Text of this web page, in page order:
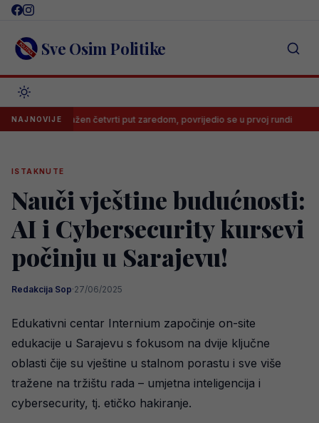
Skip
content Sve Osim Politike
NAJNOVIJE
poražen četvrti put zaredom, povrijedio se u prvoj rundi Trener
ISTAKNUTE
Nauči vještine budućnosti:
AI i Cybersecurity kursevi
počinju u Sarajevu!
Redakcija Sop·27/06/2025
Edukativni centar Internium započinje on-site
edukacije u Sarajevu s fokusom na dvije ključne
oblasti čije su vještine u stalnom porastu i sve više
tražene na tržištu rada – umjetna inteligencija i
cybersecurity, tj. etičko hakiranje.